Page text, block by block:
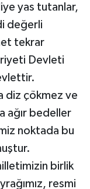
yas tutanlar,
değerli
tekrar
Devleti
diz çökmez ve
ağır bedeller
noktada bu
birlik
resmi